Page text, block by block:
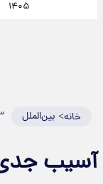
۱۴۰۵
خانه> بین‌الملل ۲۳
آسیب جدی